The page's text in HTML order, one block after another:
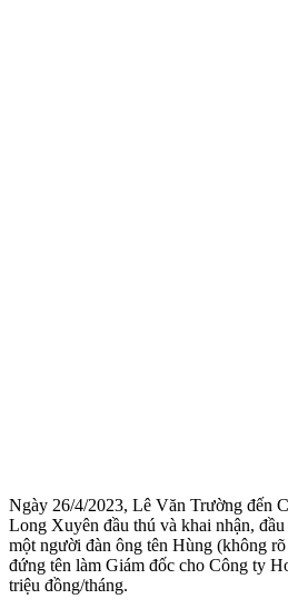
Ngày 26/4/2023, Lê Văn Trường đến
Long Xuyên đầu thú và khai nhận,
một người đàn ông tên Hùng (không
đứng tên làm Giám đốc cho Công ty
triệu đồng/tháng.